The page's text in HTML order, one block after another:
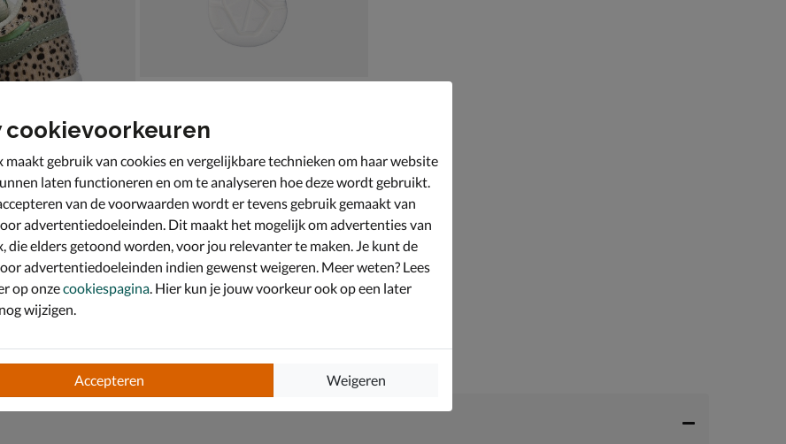
cookievoorkeuren
maakt gebruik van cookies en vergelijkbare technieken om haar website
laten functioneren en om te analyseren hoe deze wordt gebruikt.
van de voorwaarden wordt er tevens gebruik gemaakt van
advertentiedoeleinden. Dit maakt het mogelijk om advertenties van
die elders getoond worden, voor jou relevanter te maken. Je kunt de
advertentiedoeleinden indien gewenst weigeren. Meer weten? Lees
op onzecookiespagina. Hier kun je jouw voorkeur ook op een later
wijzigen.
Accepteren Weigeren